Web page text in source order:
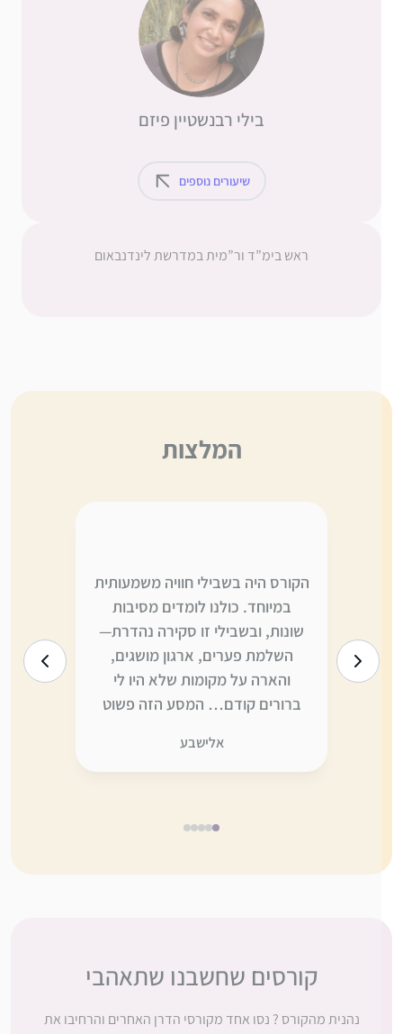
בילי רבנשטיין פיזם
שיעורים נוספים
ראש בימ”ד ור”מית במדרשת לינדנבאום
המלצות
הקורס היה בשבילי חוויה משמעותית
במיוחד. כולנו לומדים מסיבות
שונות, ובשבילי זו סקירה נהדרת—
השלמת פערים, ארגון מושגים,
והארה על מקומות שלא היו לי
ברורים קודם… המסע הזה פשוט
ענקית, כמו תמיד, על ההשקעה
והמסירות.
אלישבע
1
2
קורסים שחשבנו שתאהבי
נהנית מהקורס ? נסו אחד מקורסי הדרן האחרים והרחיבו את